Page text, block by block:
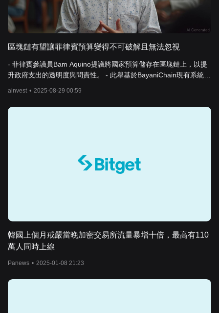
區塊鏈有望讓菲律賓預算變得不可破解且無法忽視
- 菲律賓參議員Bam Aquino提議將國家預算儲存在區塊鏈上，以提
升政府支出的透明度與問責性。 - 此舉基於BayaniChain現有系統，
在採用區塊鏈以實現防篡改治理，菲律賓則致力於成為亞洲區塊鏈
ainvest • 2025-08-29 00:59
韓國上個月戒嚴當晚加密交易所流量暴增十倍，最高有110
萬人同時上線
Panews • 2025-01-08 21:23